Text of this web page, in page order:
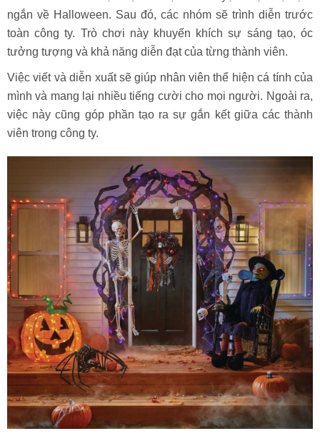
ngắn về Halloween. Sau đó, các nhóm sẽ trình diễn trước
toàn công ty. Trò chơi này khuyến khích sự sáng tạo, óc
tưởng tượng và khả năng diễn đạt của từng thành viên.
Việc viết và diễn xuất sẽ giúp nhân viên thể hiện cá tính của
mình và mang lại nhiều tiếng cười cho mọi người. Ngoài ra,
việc này cũng góp phần tạo ra sự gắn kết giữa các thành
viên trong công ty.